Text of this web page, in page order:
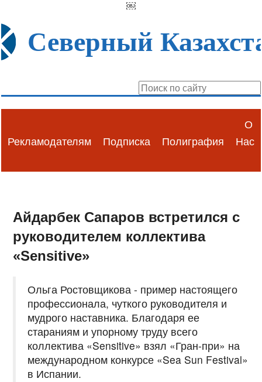
￼
Северный
Рекламодателям Подписка Полиграфия
О
Нас
Айдарбек Сапаров встретился с
руководителем коллектива
«Sensitive»
Ольга Ростовщикова - пример настоящего
профессионала, чуткого руководителя и
мудрого наставника. Благодаря ее
стараниям и упорному труду всего
коллектива «Sensitive» взял «Гран-при» на
международном конкурсе «Sea Sun Festival»
в Испании.